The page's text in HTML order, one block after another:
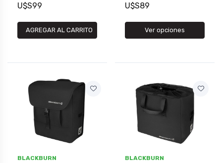
U$S99
AGREGAR AL CARRITO
U$S89
Ver opciones
BLACKBURN BLACKBURN